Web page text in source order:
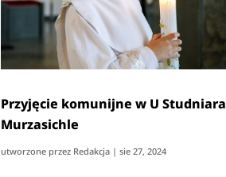
Przyjęcie komunijne w U Studniara
Murzasichle
utworzone przez Redakcja| sie 27, 2024